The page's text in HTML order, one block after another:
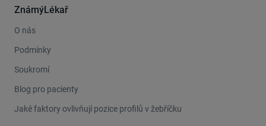
ZnámýLékař
O nás
Podmínky
Soukromí
Blog pro pacienty
Jaké faktory ovlivňují pozice profilů v žebříčku